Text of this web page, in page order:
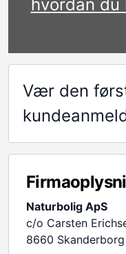
hvordan
Vær den
Naturbolig ApS
c/o Carsten
8660 Skanderborg